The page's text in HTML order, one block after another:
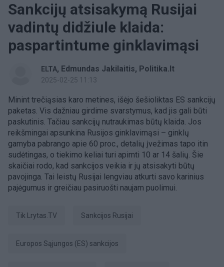
Sankcijų atsisakymą Rusijai
vadintų didžiule klaida:
paspartintume ginklavimąsi
ELTA, Edmundas Jakilaitis, Politika.lt
2025-02-25 11:13
Minint trečiąsias karo metines, išėjo šešioliktas ES sankcijų
paketas. Vis dažniau girdime svarstymus, kad jis gali būti
paskutinis. Tačiau sankcijų nutraukimas būtų klaida. Jos
reikšmingai apsunkina Rusijos ginklavimąsi – ginklų
gamyba pabrango apie 60 proc., detalių įvežimas tapo itin
sudėtingas, o tiekimo keliai turi apimti 10 ar 14 šalių. Šie
skaičiai rodo, kad sankcijos veikia ir jų atsisakyti būtų
pavojinga. Tai leistų Rusijai lengviau atkurti savo karinius
pajėgumus ir greičiau pasiruošti naujam puolimui.
tik Lrytas.TV sankcijos Rusijai
Europos Sąjungos (ES) sankcijos